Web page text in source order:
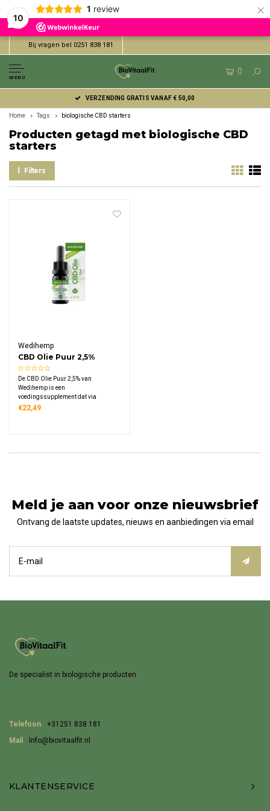
10
1 review ×
Bij vragen bel 0251 838 181
MENU
0
VERZENDING GRATIS VANAF € 50,00
Home Tags biologische CBD starters
Producten getagd met biologische CBD
starters
Filters
Wedihemp
CBD Olie Puur 2,5%
De CBD Olie Puur 2,5% van
Wedihemp is een
voedingssupplement dat via
superkritische CO2-extractie is
€22,49
Meld je aan voor onze nieuwsbrief
Ontvang de laatste updates, nieuws en aanbiedingen via email
De specialist in biologische producten
Telefoon
+31251 838 181
Mail
Info@biovitaalfit.nl
KLANTENSERVICE